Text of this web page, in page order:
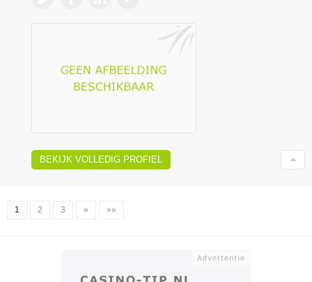
BEKIJK VOLLEDIG PROFIEL
1 2 3 » »»